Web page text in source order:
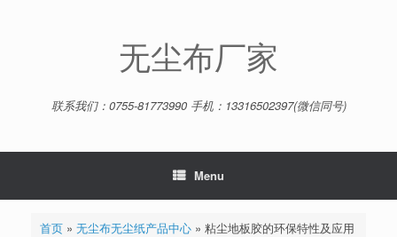
无尘布厂家
联系我们：0755-81773990 手机：13316502397(微信同号)
Menu
首页» 无尘布无尘纸产品中心» 粘尘地板胶的环保特性及应用